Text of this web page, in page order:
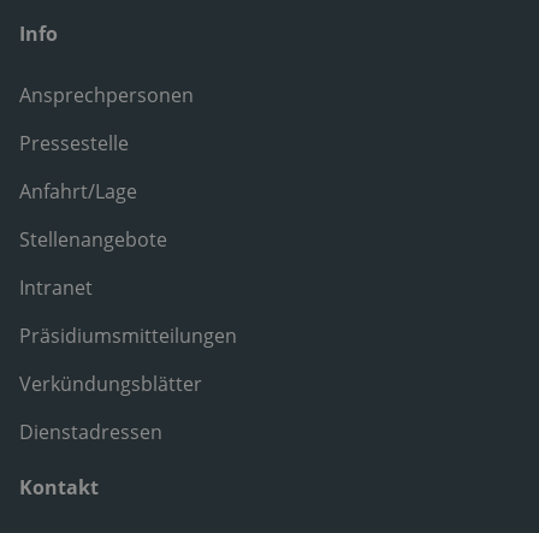
Info
Ansprechpersonen
Pressestelle
Anfahrt/Lage
Stellenangebote
Intranet
Präsidiumsmitteilungen
Verkündungsblätter
Dienstadressen
Kontakt